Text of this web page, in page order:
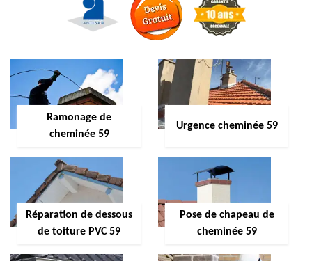
Ramonage de
cheminée 59
Urgence cheminée 59
Réparation de dessous
de toiture PVC 59
Pose de chapeau de
cheminée 59